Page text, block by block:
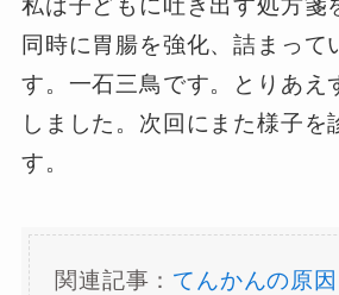
私は子どもに吐き出す処方箋
同時に胃腸を強化、詰まって
す。一石三鳥です。とりあえ
しました。次回にまた様子を
す。
関連記事： てんかんの原因